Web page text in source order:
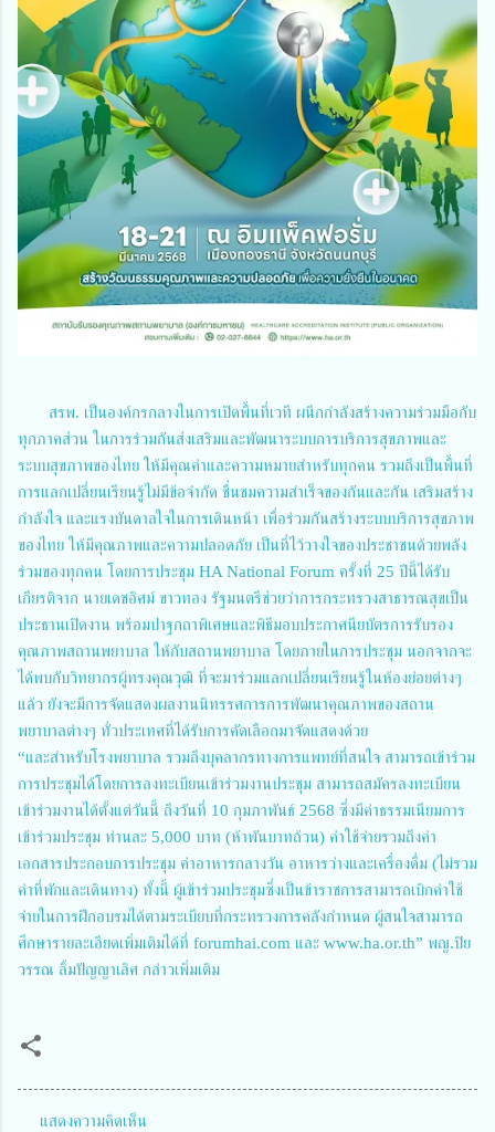
สรพ. เป็นองค์กรกลางในการเปิดพื้นที่เวที ผนึกกำลังสร้างความร่วมมือกับ
ทุกภาคส่วน ในการร่วมกันส่งเสริมและพัฒนาระบบการบริการสุขภาพและ
ระบบสุขภาพของไทย ให้มีคุณค่าและความหมายสำหรับทุกคน รวมถึงเป็นพื้นที่
การแลกเปลี่ยนเรียนรู้ไม่มีข้อจำกัด ชื่นชมความสำเร็จของกันและกัน เสริมสร้าง
กำลังใจ และแรงบันดาลใจในการเดินหน้า เพื่อร่วมกันสร้างระบบบริการสุขภาพ
ของไทย ให้มีคุณภาพและความปลอดภัย เป็นที่ไว้วางใจของประชาชนด้วยพลัง
ร่วมของทุกคน โดยการประชุม HA National Forum ครั้งที่ 25 ปีนี้ได้รับ
เกียรติจาก นายเดชอิศม์ ขาวทอง รัฐมนตรีช่วยว่าการกระทรวงสาธารณสุขเป็น
ประธานเปิดงาน พร้อมปาฐกถาพิเศษและพิธีมอบประกาศนียบัตรการรับรอง
คุณภาพสถานพยาบาล ให้กับสถานพยาบาล โดยภายในการประชุม นอกจากจะ
ได้พบกับวิทยากรผู้ทรงคุณวุฒิ ที่จะมาร่วมแลกเปลี่ยนเรียนรู้ในห้องย่อยต่างๆ
แล้ว ยังจะมีการจัดแสดงผลงานนิทรรศการการพัฒนาคุณภาพของสถาน
พยาบาลต่างๆ ทั่วประเทศที่ได้รับการคัดเลือกมาจัดแสดงด้วย
“และสำหรับโรงพยาบาล รวมถึงบุคลากรทางการแพทย์ที่สนใจ สามารถเข้าร่วม
การประชุมได้โดยการลงทะเบียนเข้าร่วมงานประชุม สามารถสมัครลงทะเบียน
เข้าร่วมงานได้ตั้งแต่วันนี้ ถึงวันที่ 10 กุมภาพันธ์ 2568 ซึ่งมีค่าธรรมเนียมการ
เข้าร่วมประชุม ท่านละ 5,000 บาท (ห้าพันบาทถ้วน) ค่าใช้จ่ายรวมถึงค่า
เอกสารประกอบการประชุม ค่าอาหารกลางวัน อาหารว่างและเครื่องดื่ม (ไม่รวม
ค่าที่พักและเดินทาง) ทั้งนี้ ผู้เข้าร่วมประชุมซึ่งเป็นข้าราชการสามารถเบิกค่าใช้
จ่ายในการฝึกอบรมได้ตามระเบียบที่กระทรวงการคลังกำหนด ผู้สนใจสามารถ
ศึกษารายละเอียดเพิ่มเติมได้ที่ forumhai.com และ www.ha.or.th” พญ.ปิย
วรรณ ลิ้มปัญญาเลิศ กล่าวเพิ่มเติม
แสดงความคิดเห็น